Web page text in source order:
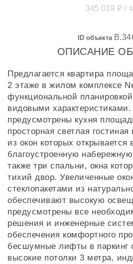
345 019 ₽ /
ID объекта
ОПИСАНИЕ
Предлагается квартира
2 этаже в жилом комплексе
функциональной
видовыми характеристиками.
предусмотрены кухня
просторная светлая
из окон которых открывается
благоустроенную
также три спальни, окна
тихий двор. Увеличенные
стеклопакетами из
обеспечивают высокую
предусмотрены все
решения и инженерные
обеспечения комфортного
бесшумные лифты в паркинг
высокие потолки 3 метра,